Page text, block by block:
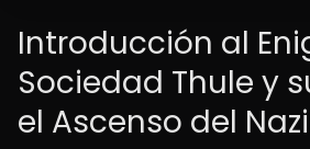
Introducción al
Sociedad Thule y
el Ascenso del